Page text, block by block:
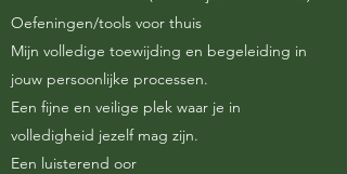
Oefeningen/tools voor thuis
Mijn volledige toewijding en begeleiding in
jouw persoonlijke processen.
Een fijne en veilige plek waar je in
volledigheid jezelf mag zijn.
Een luisterend oor